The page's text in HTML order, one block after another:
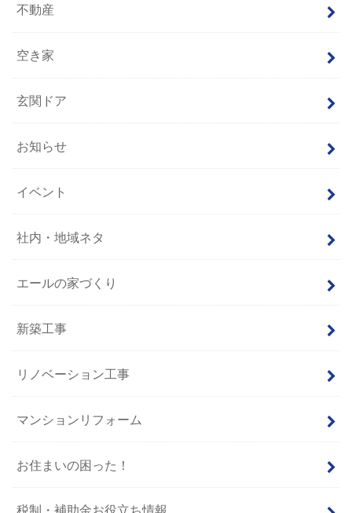
不動産
空き家
玄関ドア
お知らせ
イベント
社内・地域ネタ
エールの家づくり
新築工事
リノベーション工事
マンションリフォーム
お住まいの困った！